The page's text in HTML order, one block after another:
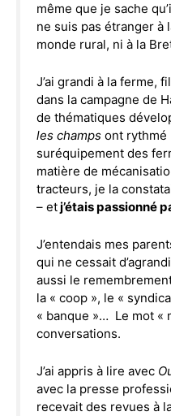
même que je sache
ne suis pas étranger à
monde rural, ni à la
J’ai grandi à la ferme,
dans la campagne de
de thématiques
les champs ont rythmé
suréquipement des
matière de
tracteurs, je la
– et j’étais passionné
J’entendais mes
qui ne cessait
aussi le
la « coop », le «
« banque »… Le mot «
conversations.
J’ai appris à lire avec
avec la presse
recevait des revues à